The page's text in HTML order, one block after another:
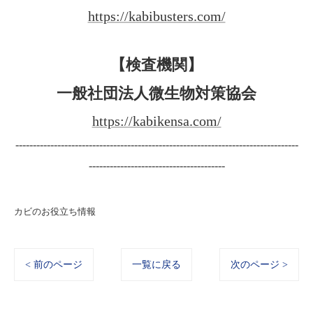
https://kabibusters.com/
【検査機関】
一般社団法人微生物対策協会
https://kabikensa.com/
---------------------------------------------------------------------------------
---------------------------------------
カビのお役立ち情報
< 前のページ 一覧に戻る 次のページ >